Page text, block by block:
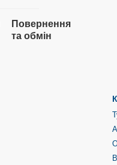
Повернення
та обмін